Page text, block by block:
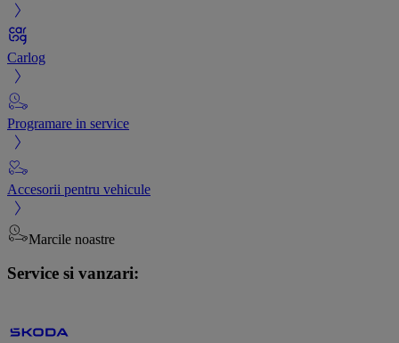
Carlog
Programare in service
Accesorii pentru vehicule
Marcile noastre
Service si vanzari: